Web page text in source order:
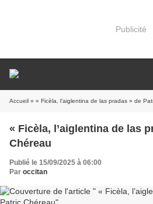
Publicité
Accueil » « Ficèla, l’aiglentina de las pradas » de
« Ficèla, l’aiglentina de las
Chéreau
Publié le 15/09/2025 à 06:00
Par occitan